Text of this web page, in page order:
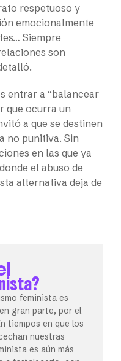
respetuoso y
emocionalmente
Siempre
son
entrar a “balancear
que ocurra un
a que se destinen
no punitiva. Sin
en las que ya
el abuso de
alternativa deja de
feminista es
gran parte, por el
tiempos en que los
nuestras
es aún más